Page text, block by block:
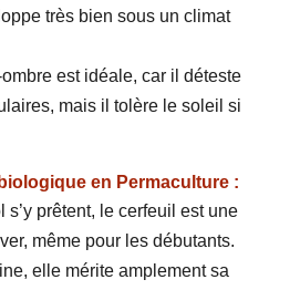
très bien sous un climat
ombre est idéale, car il déteste
mais il tolère le soleil si
en Permaculture :
s’y prêtent, le cerfeuil est une
même pour les débutants.
elle mérite amplement sa